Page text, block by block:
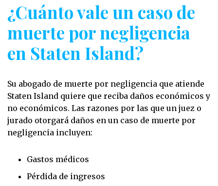
¿Cuánto vale un caso de
muerte por negligencia
en Staten Island?
Su abogado de muerte por negligencia que atiende
Staten Island quiere que reciba daños económicos y
no económicos. Las razones por las que un juez o
jurado otorgará daños en un caso de muerte por
negligencia incluyen:
Gastos médicos
Pérdida de ingresos